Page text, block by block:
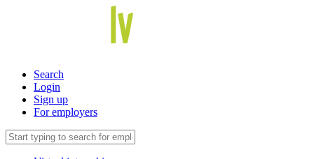
Search
Login
Sign up
For employers